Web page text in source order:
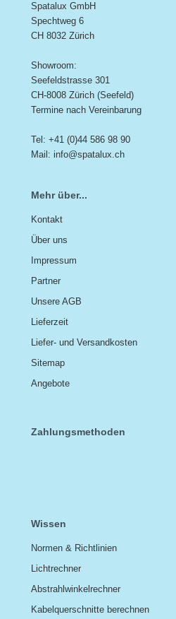
Spatalux GmbH
Spechtweg 6
CH 8032 Zürich
Showroom:
Seefeldstrasse 301
CH-8008 Zürich (Seefeld)
Termine nach Vereinbarung
Tel: +41 (0)44 586 98 90
Mail: info@spatalux.ch
Mehr über...
Kontakt
Über uns
Impressum
Partner
Unsere AGB
Lieferzeit
Liefer- und Versandkosten
Sitemap
Angebote
Zahlungsmethoden
Wissen
Normen & Richtlinien
Lichtrechner
Abstrahlwinkelrechner
Kabelquerschnitte berechnen